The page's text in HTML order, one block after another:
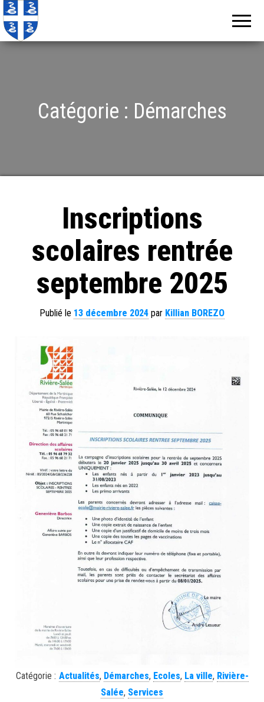
Catégorie : Démarches
Inscriptions
scolaires rentrée
septembre 2025
Publié le 13 décembre 2024 par Killian BOREZO
Catégorie : Actualités, Démarches, Ecoles, La ville, Rivière-
Salée, Services